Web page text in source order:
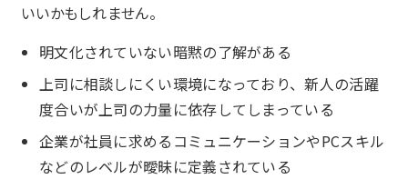
いいかもしれません。
明文化されていない暗黙の了解がある
上司に相談しにくい環境になっており、新人の活躍
度合いが上司の力量に依存してしまっている
企業が社員に求めるコミュニケーションやPCスキル
などのレベルが曖昧に定義されている